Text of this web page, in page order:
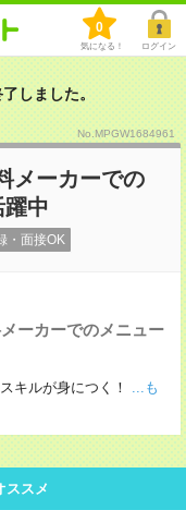
0
気になる！ ログイン
しました。
No.MPGW1684961
メーカーでの
躍中
・面接OK
ーカーでのメニュー
キルが身につく！
...も
ススメ